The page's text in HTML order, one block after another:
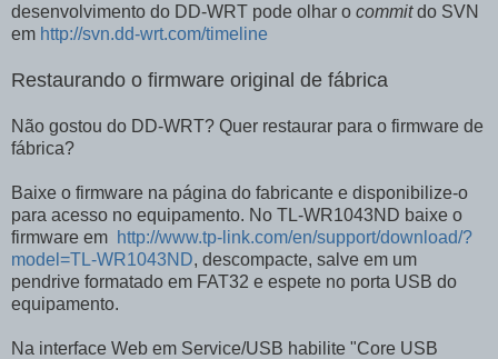
desenvolvimento do DD-WRT pode olhar o commitdo SVN
em http://svn.dd-wrt.com/timeline
Restaurando o firmware original de fábrica
Não gostou do DD-WRT? Quer restaurar para o firmware de
fábrica?
Baixe o firmware na página do fabricante e disponibilize-o
para acesso no equipamento. No TL-WR1043ND baixe o
firmware em http://www.tp-link.com/en/support/download/?
model=TL-WR1043ND, descompacte, salve em um
pendrive formatado em FAT32 e espete no porta USB do
equipamento.
Na interface Web em Service/USB habilite "Core USB